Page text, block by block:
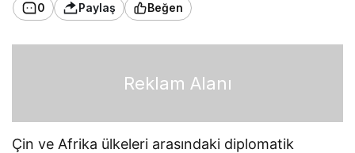
0 Paylaş Beğen
Reklam Alanı
Çin ve Afrika ülkeleri arasındaki diplomatik